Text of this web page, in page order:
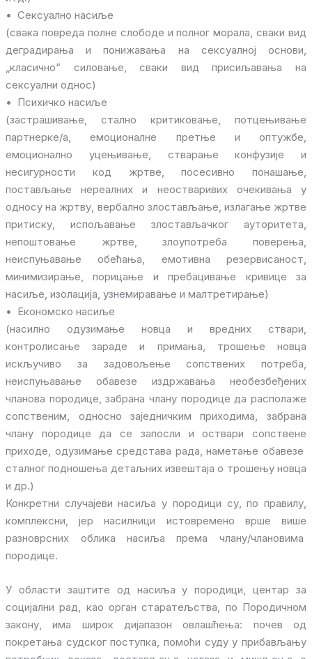
• Сексуално насиље
(свака повреда полне слободе и полног морала, сваки вид
деградирања и понижавања на сексуалној основи,
„класично“ силовање, сваки вид присиљавања на
сексуални однос)
• Психичко насиље
(застрашивање, стално критиковање, потцењивање
партнерке/а, емоционалне претње и оптужбе,
емоционално уцењивање, стварање конфузије и
несигурности код жртве, посесивно понашање,
постављање нереалних и неостваривих очекивања у
односу на жртву, вербално злостављање, излагање жртве
притиску, испољавање злостављачког ауторитета,
непоштовање жртве, злоупотреба поверења,
неиспуњавање обећања, емотивна резервисаност,
минимизирање, порицање и пребацивање кривице за
насиље, изолација, узнемиравање и малтретирање)
• Економско насиље
(насилно одузимање новца и вредних ствари,
контролисање зараде и примања, трошење новца
искључиво за задовољење сопствених потреба,
неиспуњавање обавезе издржавања необезбеђених
чланова породице, забрана члану породице да располаже
сопственим, односно заједничким приходима, забрана
члану породице да се запосли и оствари сопствене
приходе, одузимање средстава рада, наметање обавезе
сталног подношења детаљних извештаја о трошењу новца
и др.)
Конкретни случајеви насиља у породици су, по правилу,
комплексни, јер насилници истовремено врше више
разноврсних облика насиља према члану/члановима
породице.
У области заштите од насиља у породици, центар за
социјални рад, као орган старатељства, по Породичном
закону, има широк дијапазон овлашћења: почев од
покретања судског поступка, помоћи суду у прибављању